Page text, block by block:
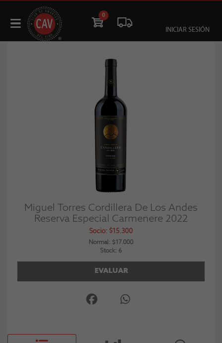
0
INICIAR SESIÓN
Miguel Torres Cordillera De Los Andes
Reserva Especial Carmenere 2022
Socio: $15.300
Normal: $17.000
Stock: 6
EVALUAR